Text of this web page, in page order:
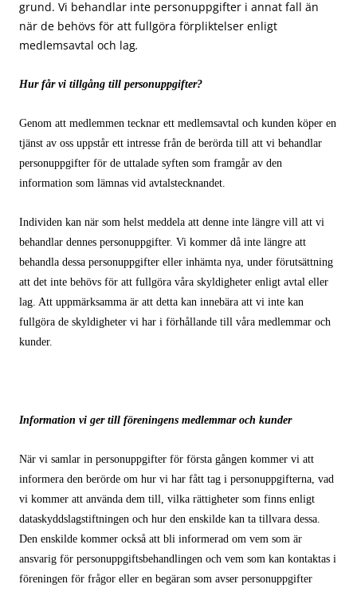
grund. Vi behandlar inte personuppgifter i annat fall än
när de behövs för att fullgöra förpliktelser enligt
medlemsavtal och lag.
Hur får vi tillgång till personuppgifter?
Genom att medlemmen tecknar ett medlemsavtal och kunden köper en
tjänst av oss uppstår ett intresse från de berörda till att vi behandlar
personuppgifter för de uttalade syften som framgår av den
information som lämnas vid avtalstecknandet.
Individen kan när som helst meddela att denne inte längre vill att vi
behandlar dennes personuppgifter. Vi kommer då inte längre att
behandla dessa personuppgifter eller inhämta nya, under förutsättning
att det inte behövs för att fullgöra våra skyldigheter enligt avtal eller
lag. Att uppmärksamma är att detta kan innebära att vi inte kan
fullgöra de skyldigheter vi har i förhållande till våra medlemmar och
kunder.
Information vi ger till föreningens medlemmar och kunder
När vi samlar in personuppgifter för första gången kommer vi att
informera den berörde om hur vi har fått tag i personuppgifterna, vad
vi kommer att använda dem till, vilka rättigheter som finns enligt
dataskyddslagstiftningen och hur den enskilde kan ta tillvara dessa.
Den enskilde kommer också att bli informerad om vem som är
ansvarig för personuppgiftsbehandlingen och vem som kan kontaktas i
föreningen för frågor eller en begäran som avser personuppgifter